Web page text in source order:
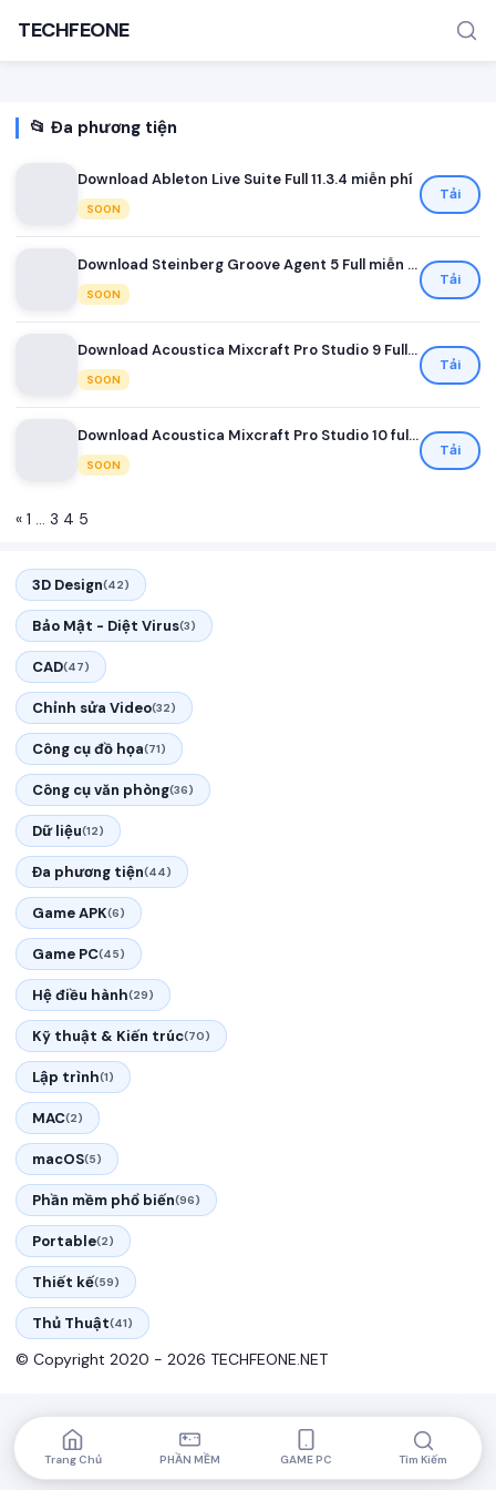
TÌM KIẾM PHỔ BIẾN
MOD APK
TECHFEONE
📂 Đa phương tiện
Download Ableton Live Suite Full 11.3.4 miễn phí
SOON
Tải
Download Steinberg Groove Agent 5 Full miễn phí
SOON
Tải
Download Acoustica Mixcraft Pro Studio 9 Full miễn phí
SOON
Tải
Download Acoustica Mixcraft Pro Studio 10 full miễn phí
SOON
Tải
« 1 … 3 4 5
Trang Chủ PHẦN MỀM GAME PC Tìm Kiếm
3D Design(42)
Bảo Mật - Diệt Virus(3)
CAD(47)
Chỉnh sửa Video(32)
Công cụ đồ họa(71)
Công cụ văn phòng(36)
Dữ liệu(12)
Đa phương tiện(44)
Game APK(6)
Game PC(45)
Hệ điều hành(29)
Kỹ thuật & Kiến trúc(70)
Lập trình(1)
MAC(2)
macOS(5)
Phần mềm phổ biến(96)
Portable(2)
Thiết kế(59)
Thủ Thuật(41)
© Copyright 2020 - 2026 TECHFEONE.NET